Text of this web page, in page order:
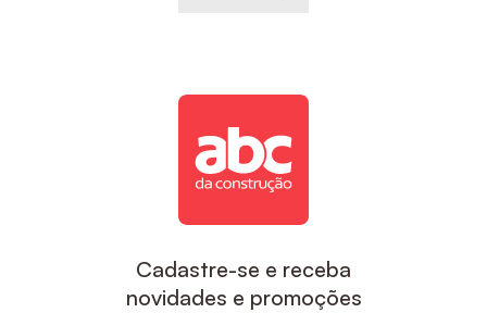
Cadastre-se e receba
novidades e promoções